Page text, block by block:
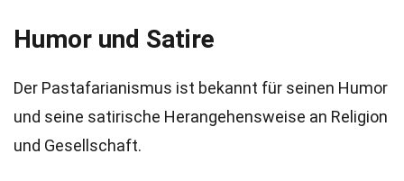
Humor und Satire
Der Pastafarianismus ist bekannt für seinen Humor
und seine satirische Herangehensweise an Religion
und Gesellschaft.